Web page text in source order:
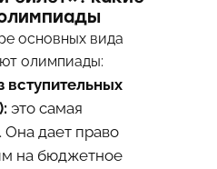
основных вида
олимпиады:
вступительных
это самая
Она дает право
на бюджетное